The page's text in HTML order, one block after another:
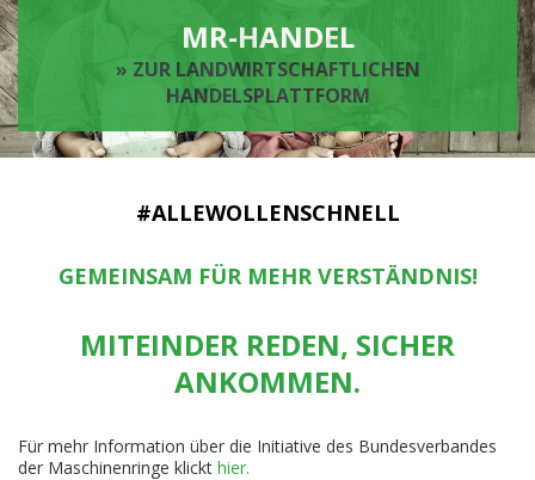
MR-HANDEL
» ZUR LANDWIRTSCHAFTLICHEN
HANDELSPLATTFORM
#ALLEWOLLENSCHNELL
GEMEINSAM FÜR MEHR VERSTÄNDNIS!
MITEINDER REDEN, SICHER
ANKOMMEN.
Für mehr Information über die Initiative des Bundesverbandes
der Maschinenringe klickt hier.